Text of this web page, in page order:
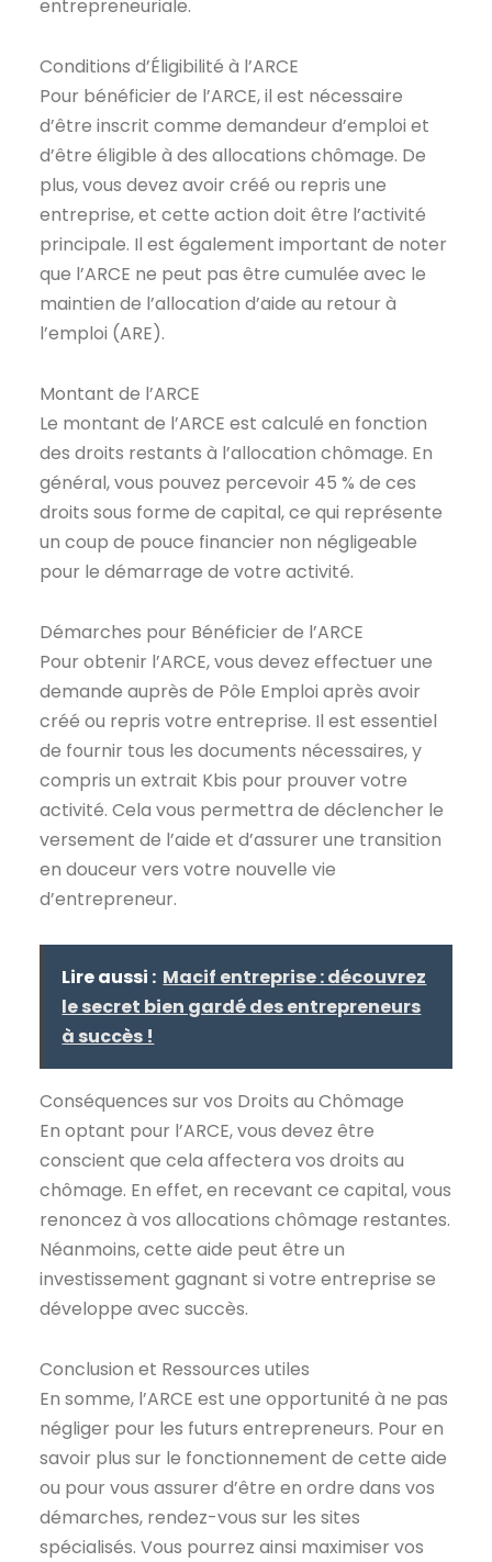
entrepreneuriale.
Conditions d’Éligibilité à l’ARCE
Pour bénéficier de l’ARCE, il est nécessaire
d’être inscrit comme demandeur d’emploi et
d’être éligible à des allocations chômage. De
plus, vous devez avoir créé ou repris une
entreprise, et cette action doit être l’activité
principale. Il est également important de noter
que l’ARCE ne peut pas être cumulée avec le
maintien de l’allocation d’aide au retour à
l’emploi (ARE).
Montant de l’ARCE
Le montant de l’ARCE est calculé en fonction
des droits restants à l’allocation chômage. En
général, vous pouvez percevoir 45 % de ces
droits sous forme de capital, ce qui représente
un coup de pouce financier non négligeable
pour le démarrage de votre activité.
Démarches pour Bénéficier de l’ARCE
Pour obtenir l’ARCE, vous devez effectuer une
demande auprès de Pôle Emploi après avoir
créé ou repris votre entreprise. Il est essentiel
de fournir tous les documents nécessaires, y
compris un extrait Kbis pour prouver votre
activité. Cela vous permettra de déclencher le
versement de l’aide et d’assurer une transition
en douceur vers votre nouvelle vie
d’entrepreneur.
Lire aussi : Macif entreprise : découvrez
le secret bien gardé des entrepreneurs
à succès !
Conséquences sur vos Droits au Chômage
En optant pour l’ARCE, vous devez être
conscient que cela affectera vos droits au
chômage. En effet, en recevant ce capital, vous
renoncez à vos allocations chômage restantes.
Néanmoins, cette aide peut être un
investissement gagnant si votre entreprise se
développe avec succès.
Conclusion et Ressources utiles
En somme, l’ARCE est une opportunité à ne pas
négliger pour les futurs entrepreneurs. Pour en
savoir plus sur le fonctionnement de cette aide
ou pour vous assurer d’être en ordre dans vos
démarches, rendez-vous sur les sites
spécialisés. Vous pourrez ainsi maximiser vos